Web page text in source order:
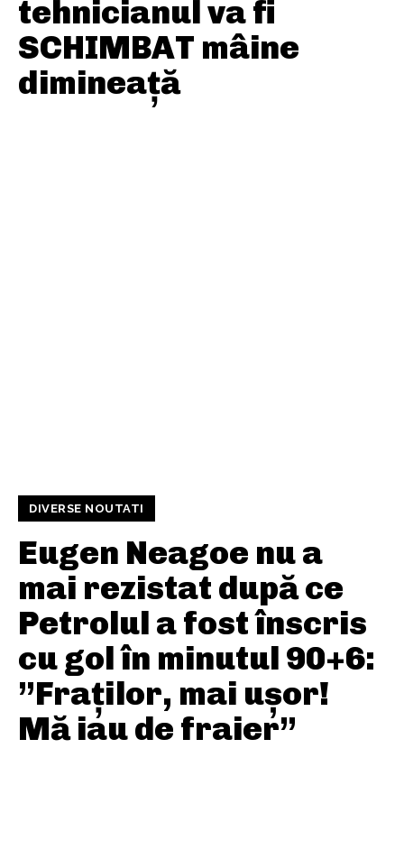
tehnicianul va fi
SCHIMBAT mâine
dimineață
DIVERSE NOUTATI
Eugen Neagoe nu a
mai rezistat după ce
Petrolul a fost înscris
cu gol în minutul 90+6:
”Fraților, mai ușor!
Mă iau de fraier”